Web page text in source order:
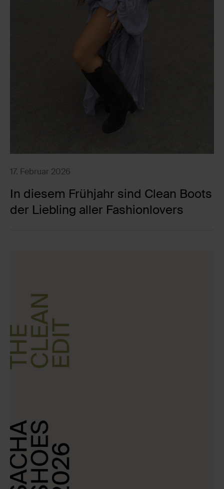
17. Februar 2026
In diesem Frühjahr sind Clean Boots
der Liebling aller Fashionlovers